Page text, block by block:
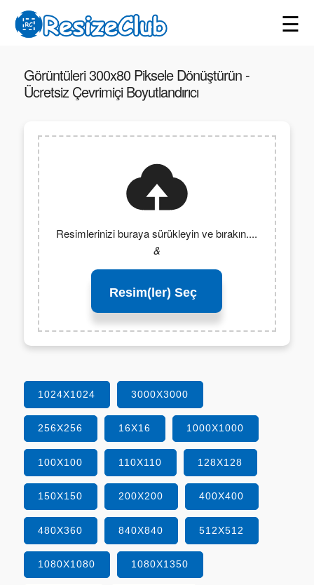
☰
Görüntüleri 300x80 Piksele Dönüştürün -
Ücretsiz Çevrimiçi Boyutlandırıcı
Resimlerinizi buraya sürükleyin ve bırakın....
&
Resim(ler) Seç
1024X1024 3000X3000
256X256 16X16 1000X1000
100X100 110X110 128X128
150X150 200X200 400X400
480X360 840X840 512X512
1080X1080 1080X1350